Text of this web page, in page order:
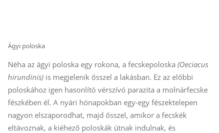
Ágyi poloska
Néha az ágyi poloska egy rokona, a fecskepoloska (Oeciacus
hirundinis) is megjelenik ősszel a lakásban. Ez az előbbi
poloskához igen hasonlító vérszívó parazita a molnárfecske
fészkében él. A nyári hónapokban egy-egy fészektelepen
nagyon elszaporodhat, majd ősszel, amikor a fecskék
eltávoznak, a kiéhező poloskák útnak indulnak, és